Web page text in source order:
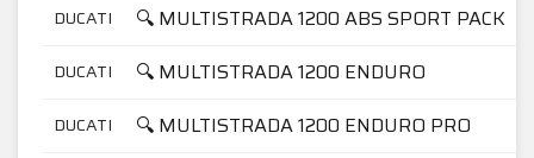
DUCATI 🔍 MULTISTRADA 1200 ABS SPORT PACK
DUCATI 🔍 MULTISTRADA 1200 ENDURO
DUCATI 🔍 MULTISTRADA 1200 ENDURO PRO